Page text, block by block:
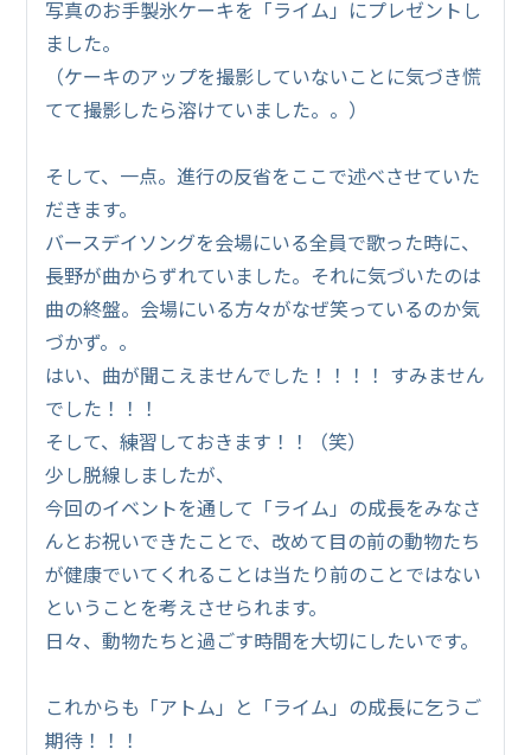
写真のお手製氷ケーキを「ライム」にプレゼントし
ました。
（ケーキのアップを撮影していないことに気づき慌
てて撮影したら溶けていました。。）
そして、一点。進行の反省をここで述べさせていた
だきます。
バースデイソングを会場にいる全員で歌った時に、
長野が曲からずれていました。それに気づいたのは
曲の終盤。会場にいる方々がなぜ笑っているのか気
づかず。。
はい、曲が聞こえませんでした！！！！ すみません
でした！！！
そして、練習しておきます！！（笑）
少し脱線しましたが、
今回のイベントを通して「ライム」の成長をみなさ
んとお祝いできたことで、改めて目の前の動物たち
が健康でいてくれることは当たり前のことではない
ということを考えさせられます。
日々、動物たちと過ごす時間を大切にしたいです。
これからも「アトム」と「ライム」の成長に乞うご
期待！！！